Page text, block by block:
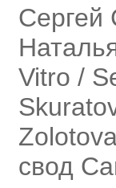
Сергей
Vitro /
свод